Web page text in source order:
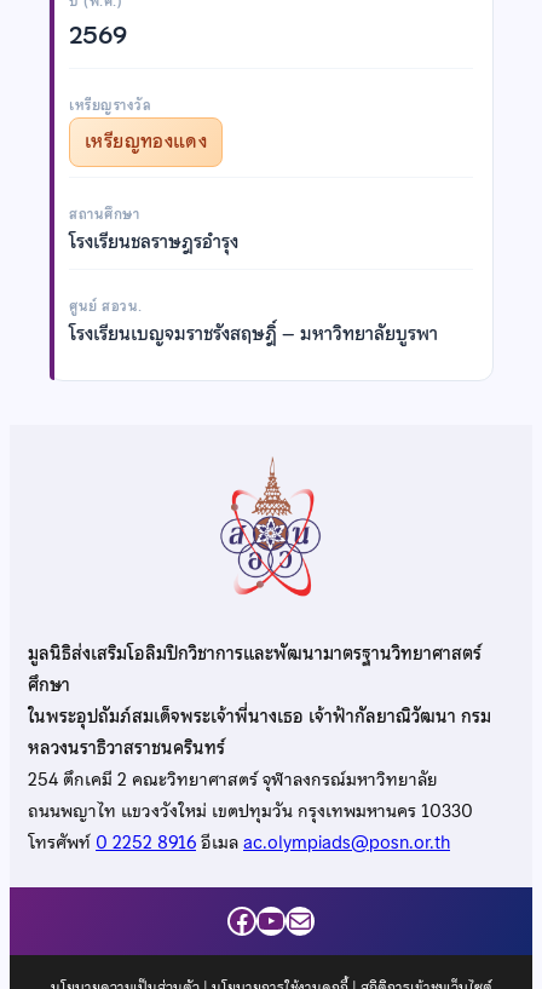
2569
เหรียญรางวัล
เหรียญทองแดง
สถานศึกษา
โรงเรียนชลราษฎรอำรุง
ศูนย์ สอวน.
โรงเรียนเบญจมราชรังสฤษฎิ์ – มหาวิทยาลัยบูรพา
มูลนิธิส่งเสริมโอลิมปิกวิชาการและพัฒนามาตรฐานวิทยาศาสตร์
ศึกษา
ในพระอุปถัมภ์สมเด็จพระเจ้าพี่นางเธอ เจ้าฟ้ากัลยาณิวัฒนา กรม
หลวงนราธิวาสราชนครินทร์
254 ตึกเคมี 2 คณะวิทยาศาสตร์ จุฬาลงกรณ์มหาวิทยาลัย
ถนนพญาไท แขวงวังใหม่ เขตปทุมวัน กรุงเทพมหานคร 10330
โทรศัพท์0 2252 8916อีเมลac.olympiads@posn.or.th
Facebook
YouTube
Mail